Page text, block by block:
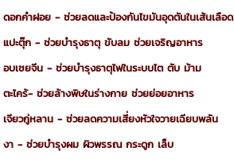
ดอกคำฝอย -ช่วยลดและป้องกันไขมันอุดตันในเส้นเลือด
แปะตุ๊ก -ช่วยบำรุงธาตุ ขับลม ช่วยเจริญอาหาร
อบเชยจีน -ช่วยบำรุงธาตุไฟในระบบไต ตับ ม้าม
ตะไคร้-ช่วยล้างพิษในร่างกาย ช่วยย่อยอาหาร
เจียวกู่หลาน -ช่วยลดความเสี่ยงหัวใจวายเฉียบพลัน
งา -ช่วยบำรุงผม ผิวพรรณ กระดูก เล็บ